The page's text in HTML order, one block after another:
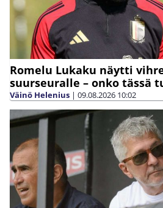
Romelu Lukaku näytti
suurseuralle – onko tässä
Väinö Helenius | 09.08.2026 10:02